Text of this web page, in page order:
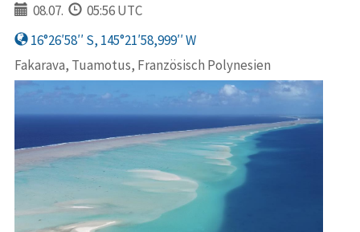
08.07.
05:56 UTC
16°26′58′′ S, 145°21′58,999′′ W
Fakarava, Tuamotus, Französisch Polynesien